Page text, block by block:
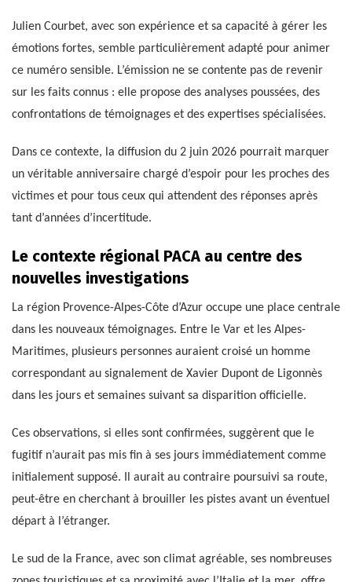
Julien Courbet, avec son expérience et sa capacité à gérer les
émotions fortes, semble particulièrement adapté pour animer
ce numéro sensible. L’émission ne se contente pas de revenir
sur les faits connus : elle propose des analyses poussées, des
confrontations de témoignages et des expertises spécialisées.
Dans ce contexte, la diffusion du 2 juin 2026 pourrait marquer
un véritable anniversaire chargé d’espoir pour les proches des
victimes et pour tous ceux qui attendent des réponses après
tant d’années d’incertitude.
Le contexte régional PACA au centre des
nouvelles investigations
La région Provence-Alpes-Côte d’Azur occupe une place centrale
dans les nouveaux témoignages. Entre le Var et les Alpes-
Maritimes, plusieurs personnes auraient croisé un homme
correspondant au signalement de Xavier Dupont de Ligonnès
dans les jours et semaines suivant sa disparition officielle.
Ces observations, si elles sont confirmées, suggèrent que le
fugitif n’aurait pas mis fin à ses jours immédiatement comme
initialement supposé. Il aurait au contraire poursuivi sa route,
peut-être en cherchant à brouiller les pistes avant un éventuel
départ à l’étranger.
Le sud de la France, avec son climat agréable, ses nombreuses